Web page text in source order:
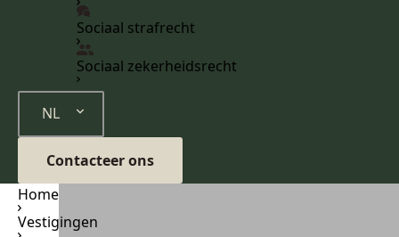
Sociaal strafrecht
Sociaal zekerheidsrecht
NL
Contacteer ons
Home
Vestigingen